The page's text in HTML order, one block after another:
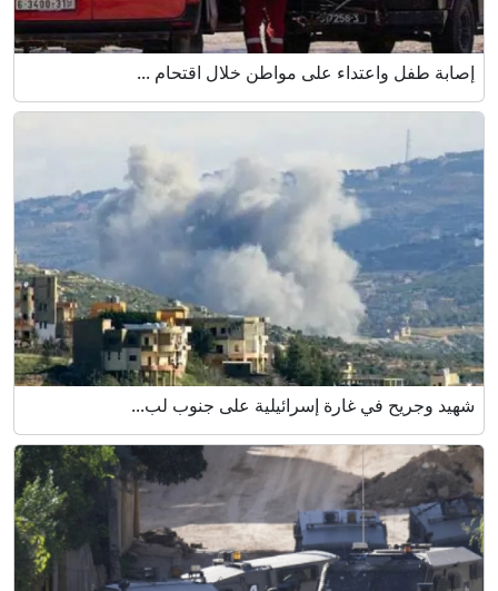
إصابة طفل واعتداء على مواطن خلال اقتحام ...
شهيد وجريح في غارة إسرائيلية على جنوب لب...